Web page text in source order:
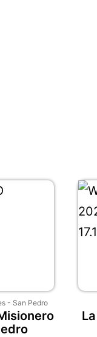
- San Pedro